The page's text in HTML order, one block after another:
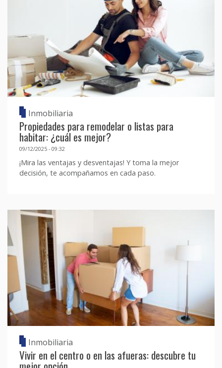
Inmobiliaria
Propiedades para remodelar o listas para
habitar: ¿cuál es mejor?
09/12/2025 - 09:32
¡Mira las ventajas y desventajas! Y toma la mejor
decisión, te acompañamos en cada paso.
Inmobiliaria
Vivir en el centro o en las afueras: descubre tu